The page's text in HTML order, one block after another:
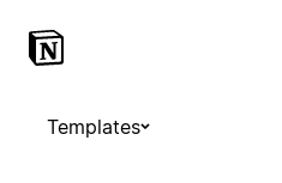
Templates